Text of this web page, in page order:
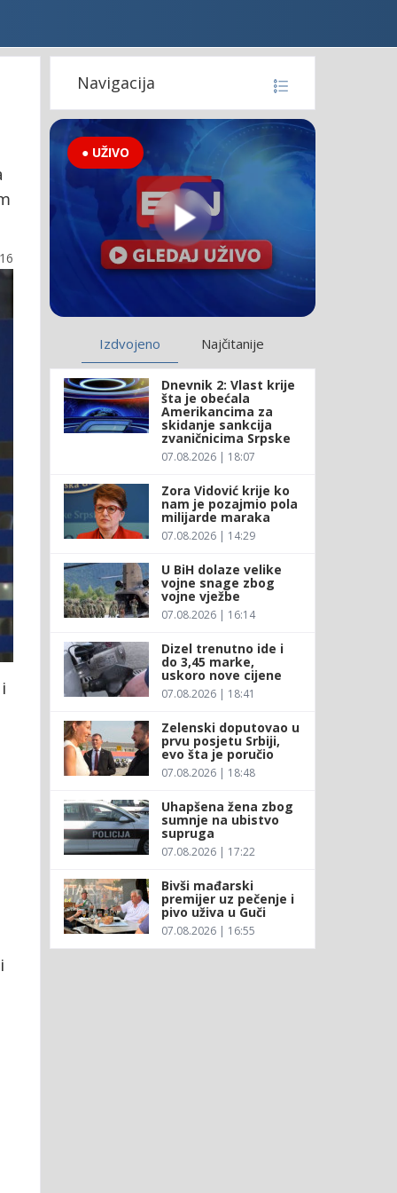
Navigacija
● UŽIVO
Izdvojeno Najčitanije
Dnevnik 2: Vlast krije
šta je obećala
Amerikancima za
skidanje sankcija
zvaničnicima Srpske
07.08.2026 | 18:07
Zora Vidović krije ko
nam je pozajmio pola
milijarde maraka
07.08.2026 | 14:29
U BiH dolaze velike
vojne snage zbog
vojne vježbe
07.08.2026 | 16:14
Dizel trenutno ide i
do 3,45 marke,
uskoro nove cijene
07.08.2026 | 18:41
Zelenski doputovao u
prvu posjetu Srbiji,
evo šta je poručio
07.08.2026 | 18:48
Uhapšena žena zbog
sumnje na ubistvo
supruga
07.08.2026 | 17:22
Bivši mađarski
premijer uz pečenje i
pivo uživa u Guči
07.08.2026 | 16:55